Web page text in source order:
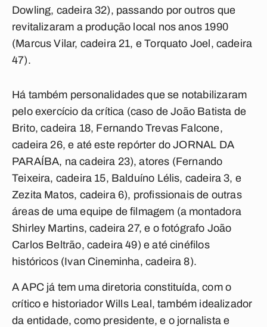
Dowling, cadeira 32), passando por outros que
revitalizaram a produção local nos anos 1990
(Marcus Vilar, cadeira 21, e Torquato Joel, cadeira
47).
Há também personalidades que se notabilizaram
pelo exercício da crítica (caso de João Batista de
Brito, cadeira 18, Fernando Trevas Falcone,
cadeira 26, e até este repórter do JORNAL DA
PARAÍBA, na cadeira 23), atores (Fernando
Teixeira, cadeira 15, Balduíno Lélis, cadeira 3, e
Zezita Matos, cadeira 6), profissionais de outras
áreas de uma equipe de filmagem (a montadora
Shirley Martins, cadeira 27, e o fotógrafo João
Carlos Beltrão, cadeira 49) e até cinéfilos
históricos (Ivan Cineminha, cadeira 8).
A APC já tem uma diretoria constituída, com o
crítico e historiador Wills Leal, também idealizador
da entidade, como presidente, e o jornalista e